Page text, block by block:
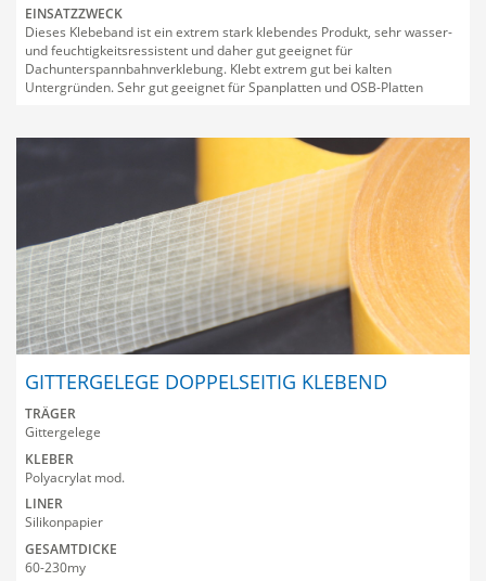
EINSATZZWECK
Dieses Klebeband ist ein extrem stark klebendes Produkt, sehr wasser-
und feuchtigkeitsressistent und daher gut geeignet für
Dachunterspannbahnverklebung. Klebt extrem gut bei kalten
Untergründen. Sehr gut geeignet für Spanplatten und OSB-Platten
GITTERGELEGE DOPPELSEITIG KLEBEND
TRÄGER
Gittergelege
KLEBER
Polyacrylat mod.
LINER
Silikonpapier
GESAMTDICKE
60-230my